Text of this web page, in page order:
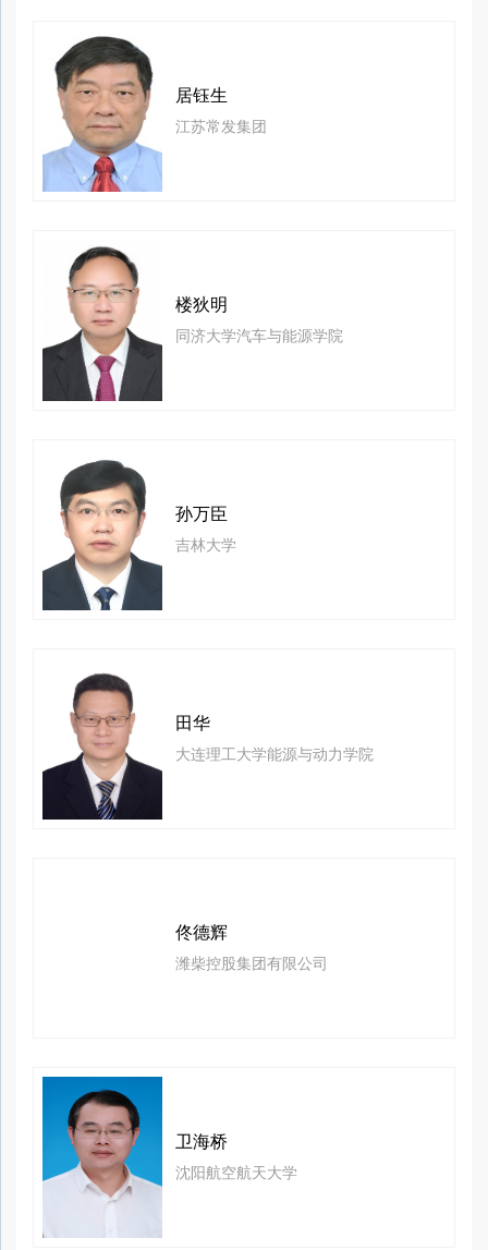
居钰生
江苏常发集团
楼狄明
同济大学汽车与能源学院
孙万臣
吉林大学
田华
大连理工大学能源与动力学院
佟德辉
潍柴控股集团有限公司
卫海桥
沈阳航空航天大学